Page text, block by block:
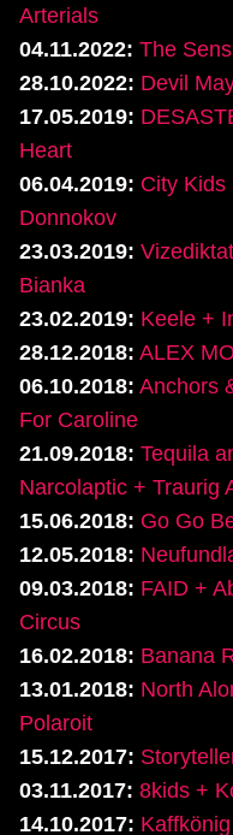
Arterials
04.11.2022: The
28.10.2022: Devil
17.05.2019:
Heart
06.04.2019: City Kids
Donnokov
23.03.2019:
Bianka
23.02.2019: Keele +
28.12.2018: ALEX
06.10.2018: Anchors
For Caroline
21.09.2018: Tequila
Narcolaptic + Traurig
15.06.2018: Go Go
12.05.2018:
09.03.2018: FAID +
Circus
16.02.2018: Banana
13.01.2018: North
Polaroit
15.12.2017:
03.11.2017: 8kids +
14.10.2017: